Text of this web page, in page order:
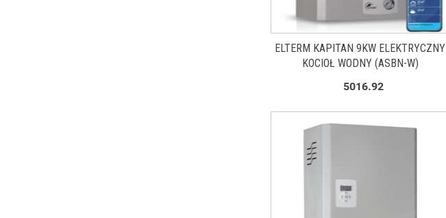
ELTERM KAPITAN 9KW ELEKTRYCZNY
KOCIOŁ WODNY (ASBN-W)
5016.92